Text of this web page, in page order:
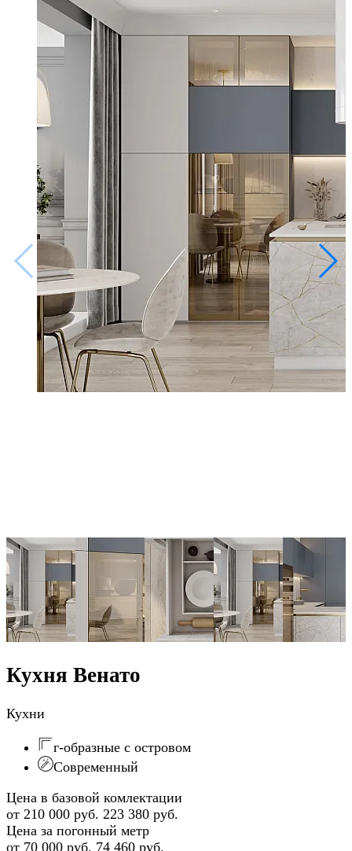
Кухня Венато
Кухни
г-образные с островом
Современный
Цена в базовой комлектации
от 210 000 руб. 223 380 руб.
Цена за погонный метр
от 70 000 руб. 74 460 руб.